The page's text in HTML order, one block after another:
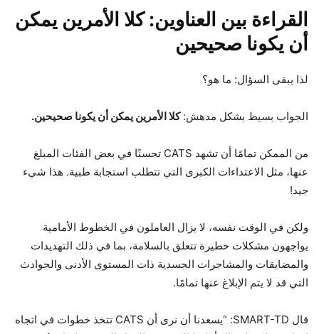
القراءة بين العناوين: كلا الأمرين يمكن
أن يكونا صحيحين
لذا يبقى السؤال: ما هو؟
الجواب بسيط بشكل مدهش:كلا الأمرين يمكن أن يكونا صحيحين.
من الممكن تمامًا أن تشهد CATS تحسنًا في بعض الفئات المبلغ
عنها، مثل الاعتداءات الكبرى التي تتطلب استجابة طبية. هذا شيء
جيد!
ولكن في الوقت نفسه، لا يزال العاملون في الخطوط الأمامية
يواجهون مشكلات خطيرة تتعلق بالسلامة، بما في ذلك التهديدات
والمضايقات والمشاجرات الجسدية ذات المستوى الأدنى والحوادث
التي قد لا يتم الإبلاغ عنها تمامًا.
قال SMART-TD: “يسعدنا أن نرى أن CATS تتخذ خطوات في اتجاه